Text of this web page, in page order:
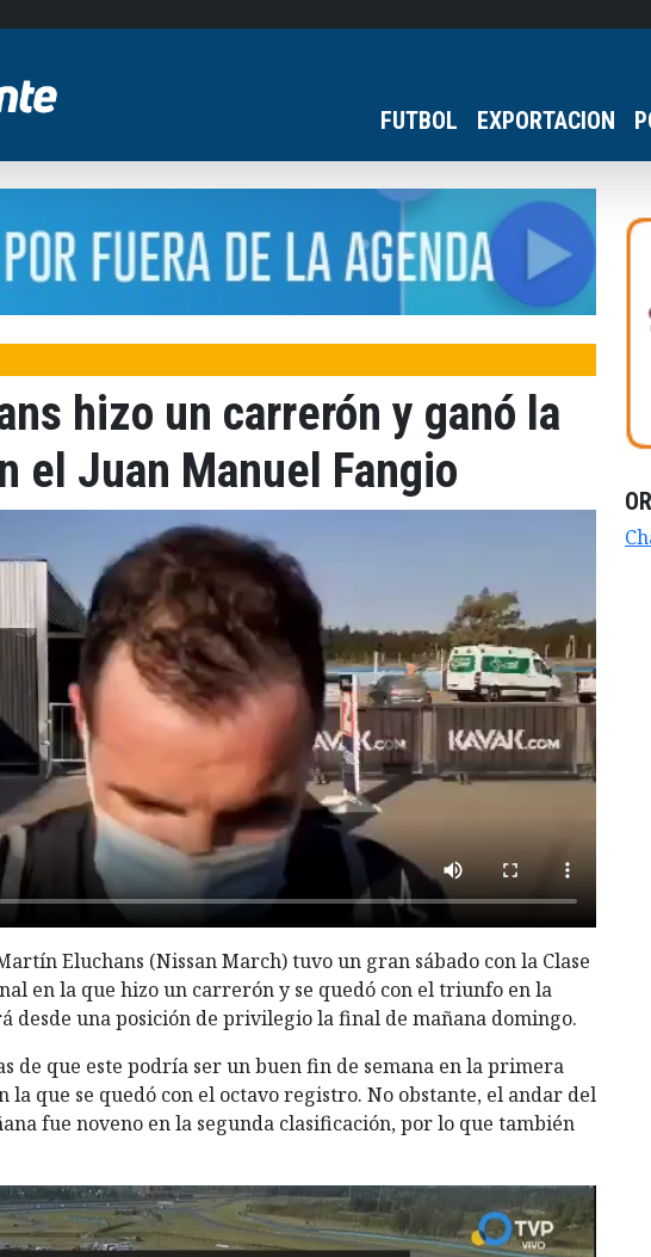
FUTBOL EXPORTACION
hizo un carrerón y ganó la
el Juan Manuel Fangio
Eluchans (Nissan March) tuvo un gran sábado con la Clase
en la que hizo un carrerón y se quedó con el triunfo en la
desde una posición de privilegio la final de mañana domingo.
de que este podría ser un buen fin de semana en la primera
la que se quedó con el octavo registro. No obstante, el andar del
fue noveno en la segunda clasificación, por lo que también